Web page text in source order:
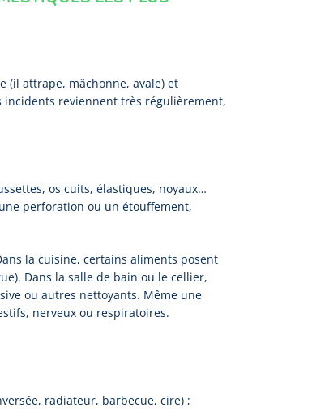
(il attrape, mâchonne, avale) et
incidents reviennent très régulièrement,
os cuits, élastiques, noyaux…
perforation ou un étouffement,
la cuisine, certains aliments posent
Dans la salle de bain ou le cellier,
ou autres nettoyants. Même une
nerveux ou respiratoires.
radiateur, barbecue, cire) ;